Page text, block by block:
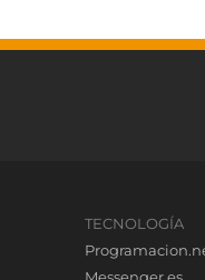
TECNOLOGÍA